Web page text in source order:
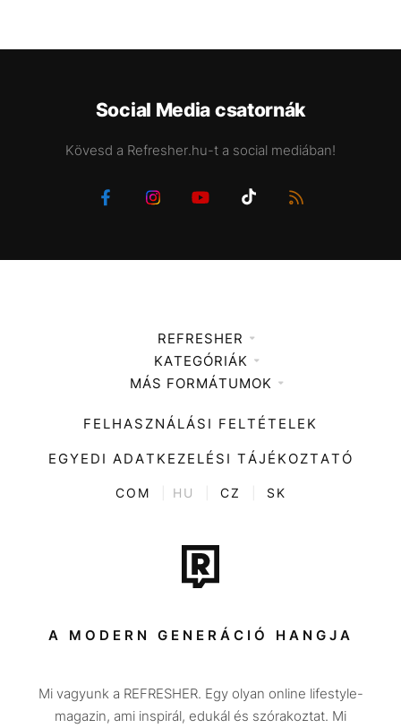
Social Media csatornák
Kövesd a Refresher.hu-t a social mediában!
REFRESHER
Médiaajánlat
KATEGÓRIÁK
Zene
Divat
Kultúra
ENTR
Tech-Tudomány
Sport
Társadalom
Utazás
MÁS FORMÁTUMOK
FELHASZNÁLÁSI FELTÉTELEK
EGYEDI ADATKEZELÉSI TÁJÉKOZTATÓ
COM HU CZ SK
A MODERN GENERÁCIÓ HANGJA
Mi vagyunk a REFRESHER. Egy olyan online lifestyle-
magazin, ami inspirál, edukál és szórakoztat. Mi